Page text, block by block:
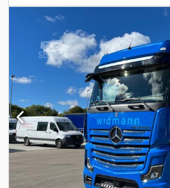
передачи:автоматический,
грузового отсека:
,
загрузки:2 380 мм , высота
выпуска:2020, Оборудование:
навигационная система,
электронная программа